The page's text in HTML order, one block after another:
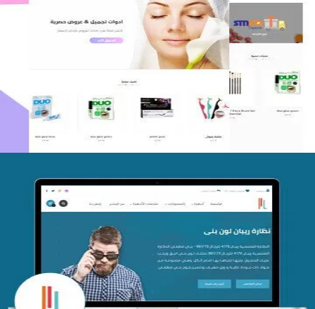
اعادة تصميم متجر فوربليزا
التفاصيل
تصميم متجر اي كير
التفاصيل